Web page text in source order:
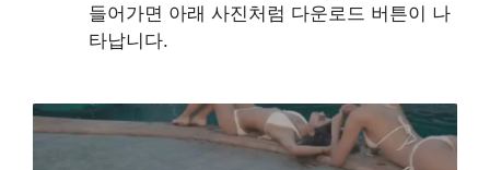
들어가면 아래 사진처럼 다운로드 버튼이 나
타납니다.